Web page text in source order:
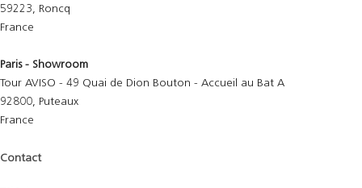
59223, Roncq
France
Paris - Showroom
Tour AVISO - 49 Quai de Dion Bouton - Accueil au Bat A
92800, Puteaux
France
Contact